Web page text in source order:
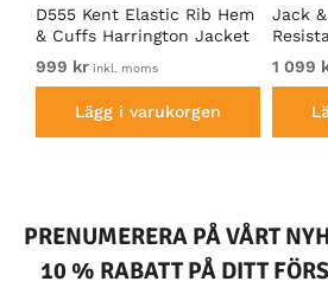
D555 Kent Elastic Rib Hem
& Cuffs Harrington Jacket
Black
999 kr inkl. moms
Lägg i varukorgen
Jack
Black
1 099
PRENUMERERA PÅ VÅRT
10 % RABATT PÅ DITT